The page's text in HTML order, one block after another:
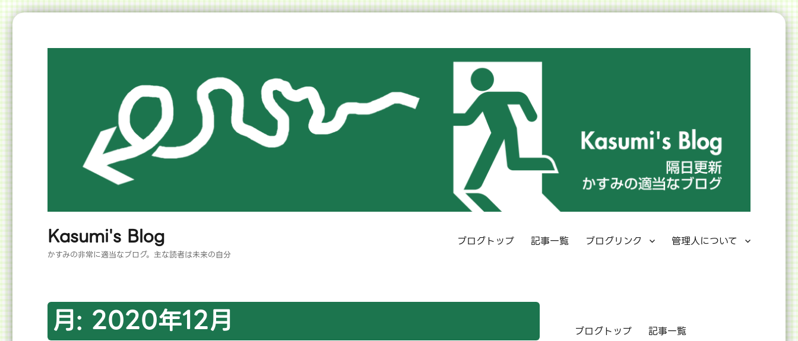
Kasumi's Blog
かすみの非常に適当なブログ。主な読者は未来の自分
ブログトップ 記事一覧 ブログリンク 管理人について
月: 2020年12月 ブログトップ
記事一覧